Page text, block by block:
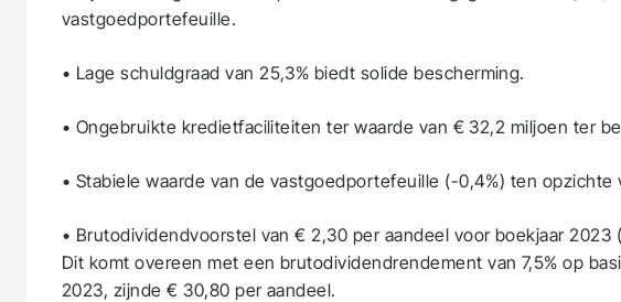
vastgoedportefeuille.
• Lage schuldgraad van 25,3% biedt solide bescherming.
• Ongebruikte kredietfaciliteiten ter waarde van € 32,2 miljoen ter
• Stabiele waarde van de vastgoedportefeuille (-0,4%) ten opzichte
• Brutodividendvoorstel van € 2,30 per aandeel voor boekjaar 2023
Dit komt overeen met een brutodividendrendement van 7,5% op
2023, zijnde € 30,80 per aandeel.